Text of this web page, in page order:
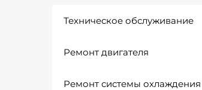
Техническое обслуживание
Ремонт двигателя
Ремонт системы охлаждения